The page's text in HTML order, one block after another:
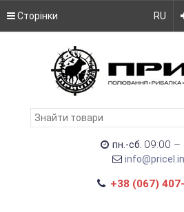
Сторінки RU
пн.-сб. 09:00 –
+38 (067)